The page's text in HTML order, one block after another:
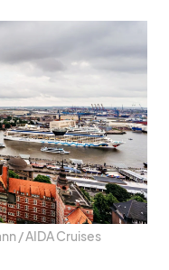
/​ AIDA Crui­ses